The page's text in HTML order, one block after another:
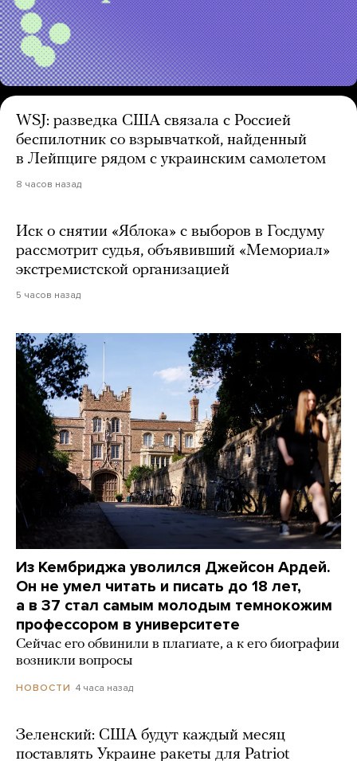
WSJ: разведка США связала с Россией
беспилотник со взрывчаткой, найденный
в Лейпциге рядом с украинским самолетом
8 часов назад
Иск о снятии «Яблока» с выборов в Госдуму
рассмотрит судья, объявивший «Мемориал»
экстремистской организацией
5 часов назад
Из Кембриджа уволился Джейсон Ардей.
Он не умел читать и писать до 18 лет,
а в 37 стал самым молодым темнокожим
профессором в университете
Сейчас его обвинили в плагиате, а к его биографии
возникли вопросы
НОВОСТИ 4 часа назад
Зеленский: США будут каждый месяц
поставлять Украине ракеты для Patriot